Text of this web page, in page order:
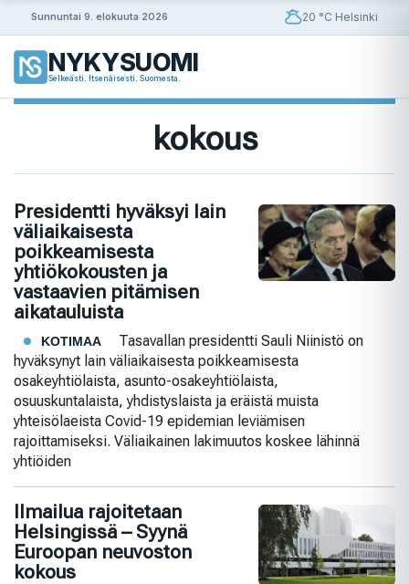
Sunnuntai 9. elokuuta 2026 20 °C Helsinki
NYKYSUOMI
Selkeästi. Itsenäisesti. Suomesta.
kokous
Presidentti hyväksyi lain
väliaikaisesta
poikkeamisesta
yhtiökokousten ja
vastaavien pitämisen
aikatauluista
KOTIMAA
Tasavallan presidentti Sauli Niinistö on
hyväksynyt lain väliaikaisesta poikkeamisesta
osakeyhtiölaista, asunto-osakeyhtiölaista,
osuuskuntalaista, yhdistyslaista ja eräistä muista
yhteisölaeista Covid-19 epidemian leviämisen
rajoittamiseksi. Väliaikainen lakimuutos koskee lähinnä
yhtiöiden
Ilmailua rajoitetaan
Helsingissä – Syynä
Euroopan neuvoston
kokous